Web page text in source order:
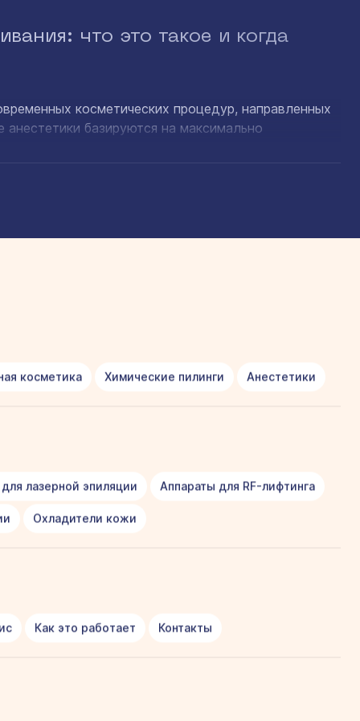
что это такое и когда
косметических процедур, направленных
базируются на максимально
косметика Химические пилинги Анестетики
лазерной эпиляции Аппараты для RF-лифтинга
Охладители кожи
Как это работает Контакты